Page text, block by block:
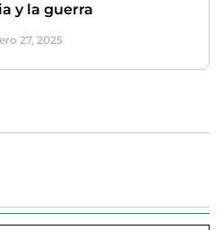
y la guerra
27, 2025